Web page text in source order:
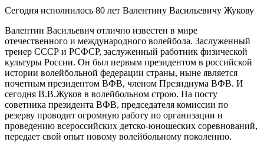
Сегодня исполнилось 80 лет Валентину Васильевичу Жукову
Валентин Васильевич отлично известен в мире
отечественного и международного волейбола. Заслуженный
тренер СССР и РСФСР, заслуженный работник физической
культуры России. Он был первым президентом в российской
истории волейбольной федерации страны, ныне является
почетным президентом ВФВ, членом Президиума ВФВ. И
сегодня В.В.Жуков в волейбольном строю. На посту
советника президента ВФВ, председателя комиссии по
резерву проводит огромную работу по организации и
проведению всероссийских детско-юношеских соревнований,
передает свой опыт новому волейбольному поколению.